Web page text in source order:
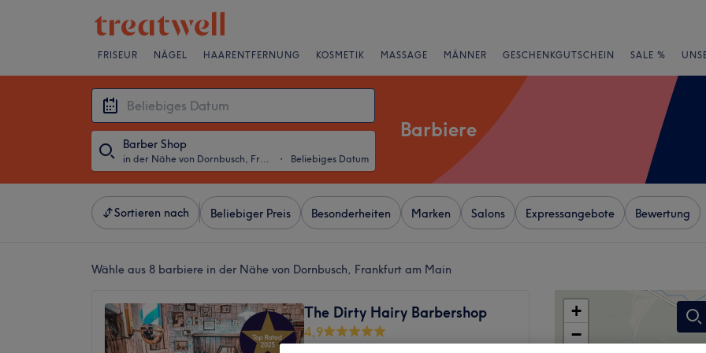
FRISEUR NÄGEL HAARENTFERNUNG KOSMETIK MASSAGE MÄNNER GESCHENKGUTSCHEIN SALE %
Barber Shop
in der Nähe von Dornbusch, Frankfurt am Main ・ Beliebiges Datum
Barbiere
Sortieren nach Beliebiger Preis Besonderheiten Marken Salons Expressangebote Bewertung
Wähle aus 8 barbiere in der Nähe von Dornbusch, Frankfurt am Main
The Dirty Hairy Barbershop
4,9
+
−